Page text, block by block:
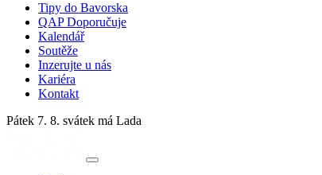
Tipy do Bavorska
QAP Doporučuje
Kalendář
Soutěže
Inzerujte u nás
Kariéra
Kontakt
Pátek 7. 8. svátek má Lada